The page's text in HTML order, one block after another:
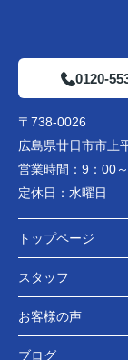
0120-
〒738-0026
広島県廿日市市上
営業時間： 9：00
定休日： 水曜日
トップページ
スタッフ
お客様の声
ブログ